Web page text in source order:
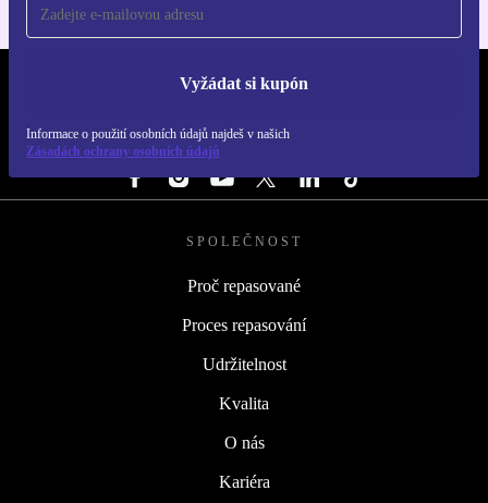
Vyžádat si kupón
Informace o použití osobních údajů najdeš v našich
Zásadách ochrany osobních údajů
REFURBED ČESKO - RETHINK NEW.
SLEDUJ NÁS
SPOLEČNOST
Proč repasované
Proces repasování
Udržitelnost
Kvalita
O nás
Kariéra